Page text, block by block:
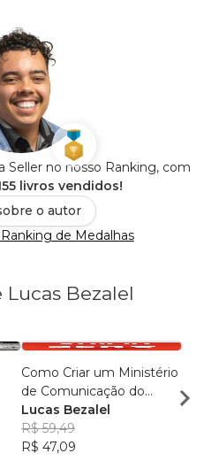
Seller no nosso Ranking, com
livros vendidos!
o autor
de Medalhas
Bezalel
Como Criar um Ministério
de Comunicação do
Absoluto Zero
Lucas Bezalel
R$ 59,49
R$ 47,09
R$